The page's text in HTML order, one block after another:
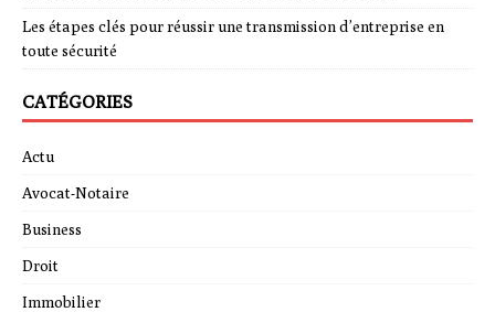
Les étapes clés pour réussir une transmission d’entreprise en
toute sécurité
CATÉGORIES
Actu
Avocat-Notaire
Business
Droit
Immobilier